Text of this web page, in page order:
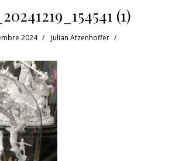
(1)
2024 Julian Atzenhoffer